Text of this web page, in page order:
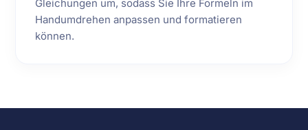
Gleichungen um, sodass Sie Ihre Formeln im
Handumdrehen anpassen und formatieren
können.